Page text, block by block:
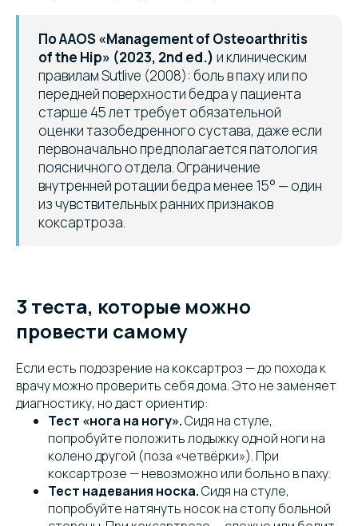
По AAOS «Management of Osteoarthritis
of the Hip» (2023, 2nd ed.) и клиническим
правилам Sutlive (2008): боль в паху или по
передней поверхности бедра у пациента
старше 45 лет требует обязательной
оценки тазобедренного сустава, даже если
первоначально предполагается патология
поясничного отдела. Ограничение
внутренней ротации бедра менее 15° — один
из чувствительных ранних признаков
коксартроза.
3 теста, которые можно
провести самому
Если есть подозрение на коксартроз — до похода к
врачу можно проверить себя дома. Это не заменяет
диагностику, но даст ориентир:
Тест «нога на ногу».Сидя на стуле,
попробуйте положить лодыжку одной ноги на
колено другой (поза «четвёрки»). При
коксартрозе — невозможно или больно в паху.
Тест надевания носка.Сидя на стуле,
попробуйте натянуть носок на стопу больной